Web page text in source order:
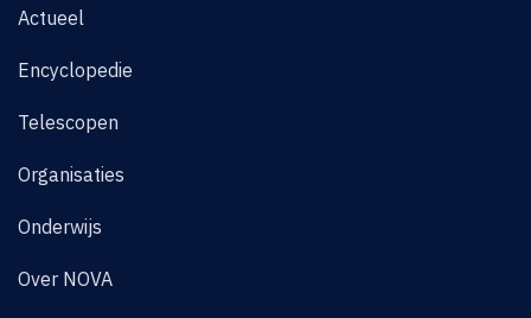
Actueel
Encyclopedie
Telescopen
Organisaties
Onderwijs
Over NOVA